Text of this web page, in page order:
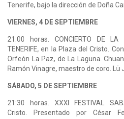
Tenerife, bajo la dirección de Doña
VIERNES, 4 DE SEPTIEMBRE
21:00 horas. CONCIERTO DE LA
TENERIFE, en la Plaza del Cristo.
Orfeón La Paz, de La Laguna.
Ramón Vinagre, maestro de coro. Lü
SÁBADO, 5 DE SEPTIEMBRE
21:30 horas. XXXI FESTIVAL
Cristo. Presentado por César